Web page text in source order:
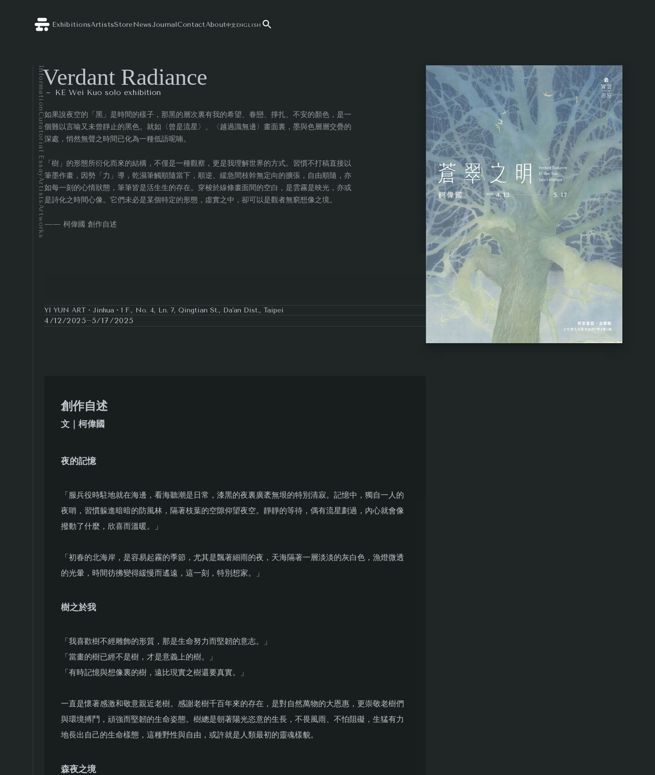
ExhibitionsArtistsStoreNewsJournalContactAbout中文ENGLISH
Information
Curatorial Essay
Artists
Artworks
Verdant Radiance
－ KE Wei Kuo solo exhibition
如果說夜空的「黑」是時間的樣子，那黑的層次裏有我的希望、眷戀、掙扎、不安的顏色，是一
個難以言喻又未曾靜止的黑色。就如〈曾是流星〉、〈越過識無邊〉畫面裏，墨與色層層交疊的
深處，悄然無聲之時間已化為一種低語呢喃。
「樹」的形態所衍化而來的結構，不僅是一種觀察，更是我理解世界的方式。習慣不打稿直接以
筆墨作畫，因勢「力」導，乾濕筆觸順隨當下，順逆、緩急間枝幹無定向的擴張，自由順隨，亦
如每一刻的心情狀態，筆筆皆是活生生的存在。穿梭於線條畫面間的空白，是雲霧是映光，亦或
是詩化之時間心像。它們未必是某個特定的形態，虛實之中，卻可以是觀者無窮想像之境。
—— 柯偉國 創作自述
YI YUN ART・Jinhua・1 F., No. 4, Ln. 7, Qingtian St., Da'an Dist., Taipei
4/12/2025 5/17/2025
創作自述
文｜柯偉國
夜的記憶
「服兵役時駐地就在海邊，看海聽潮是日常，漆黑的夜裏廣袤無垠的特別清寂。記憶中，獨自一人的
夜哨，習慣躲進暗暗的防風林，隔著枝葉的空隙仰望夜空。靜靜的等待，偶有流星劃過，內心就會像
撥動了什麼，欣喜而溫暖。」
「初春的北海岸，是容易起霧的季節，尤其是飄著細雨的夜，天海隔著一層淡淡的灰白色，漁燈微透
的光暈，時間彷彿變得緩慢而遙遠，這一刻，特別想家。」
樹之於我
「我喜歡樹不經雕飾的形質，那是生命努力而堅韌的意志。」
「當畫的樹已經不是樹，才是意義上的樹。」
「有時記憶與想像裏的樹，遠比現實之樹還要真實。」
一直是懷著感激和敬意親近老樹。感謝老樹千百年來的存在，是對自然萬物的大恩惠，更崇敬老樹們
與環境搏鬥，頑強而堅韌的生命姿態。樹總是朝著陽光恣意的生長，不畏風雨、不怕阻礙，生猛有力
地長出自己的生命樣態，這種野性與自由，或許就是人類最初的靈魂樣貌。
森夜之境